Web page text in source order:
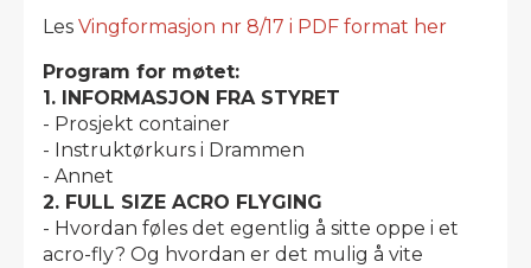
Les Vingformasjon nr 8/17 i PDF format her
Program for møtet:
1. INFORMASJON FRA STYRET
- Prosjekt container
- Instruktørkurs i Drammen
- Annet
2. FULL SIZE ACRO FLYGING
- Hvordan føles det egentlig å sitte oppe i et
acro-fly? Og hvordan er det mulig å vite